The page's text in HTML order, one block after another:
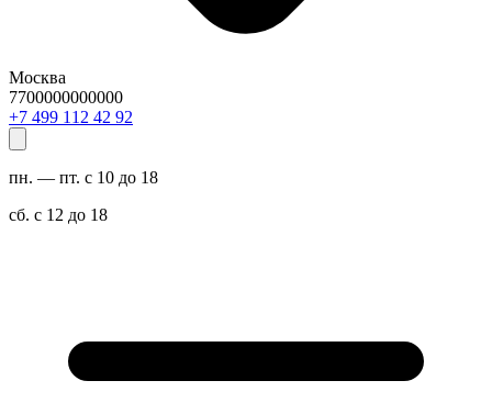
Москва
7700000000000
29 24 211 994 7+
пн. — пт. с 10 до 18
сб. с 12 до 18